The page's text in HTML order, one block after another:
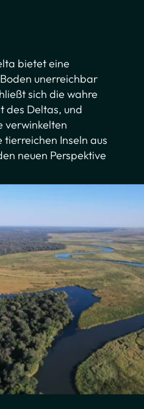
bietet eine
unerreichbar
sich die wahre
des Deltas, und
verwinkelten
Inseln aus
neuen Perspektive